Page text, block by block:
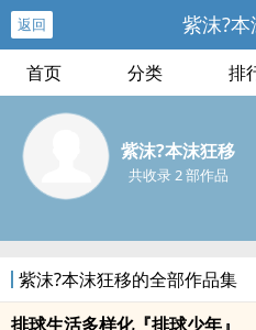
返回 紫沫?
首页 分类 排
紫沫?本沫狂移
共收录 2 部作品
紫沫?本沫狂移的全部作品集
排球生活多样化『排球少年』